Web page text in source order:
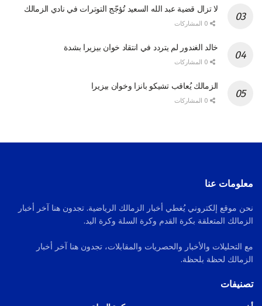
لا تزال قضية عبد الله السعيد تُؤجّج التوترات في نادي الزمالك
خالد الغندور لم يتردد في انتقاد خوان بيزيرا بشدة
الزمالك يُعاقب تشيكو بانزا وخوان بيزيرا
معلومات عنا
نحن موقع إلكتروني يُغطي أخبار الزمالك الرياضية. تجدون هنا آخر أخبار
الزمالك المتعلقة بكرة القدم وكرة السلة وكرة اليد.
مع التحليلات والأخبار والحصريات والمقابلات، تجدون هنا آخر أخبار
الزمالك لحظة بلحظة.
تصنيفات